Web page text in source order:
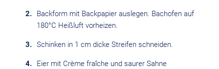
Backform mit Backpapier auslegen. Bachofen auf
180°C Heißluft vorheizen.
Schinken in 1 cm dicke Streifen schneiden.
Eier mit Crème fraîche und saurer Sahne